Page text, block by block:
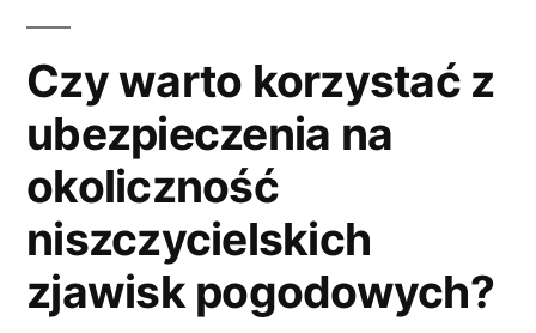
Czy warto korzystać z
ubezpieczenia na
okoliczność
niszczycielskich
zjawisk pogodowych?